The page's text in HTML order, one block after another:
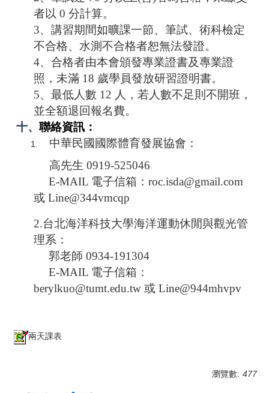
者以 0 分計算。
3、講習期間如曠課一節、筆試、術科檢定
不合格、水測不合格者恕無法發證。
4、合格者由本會頒發專業證書及專業證
照，未滿 18 歲學員發放研習證明書。
5、最低人數 12 人，若人數不足則不開班，
並全額退回報名費。
十、 聯絡資訊：
中華民國國際體育發展協會：
高先生 0919-525046
E-MAIL 電子信箱：roc.isda@gmail.com
或 Line@344vmcqp
2.台北海洋科技大學海洋運動休閒與觀光管
理系：
郭老師 0934-191304
E-MAIL 電子信箱：
berylkuo@tumt.edu.tw 或 Line@944mhvpv
兩天課表
瀏覽數: 477